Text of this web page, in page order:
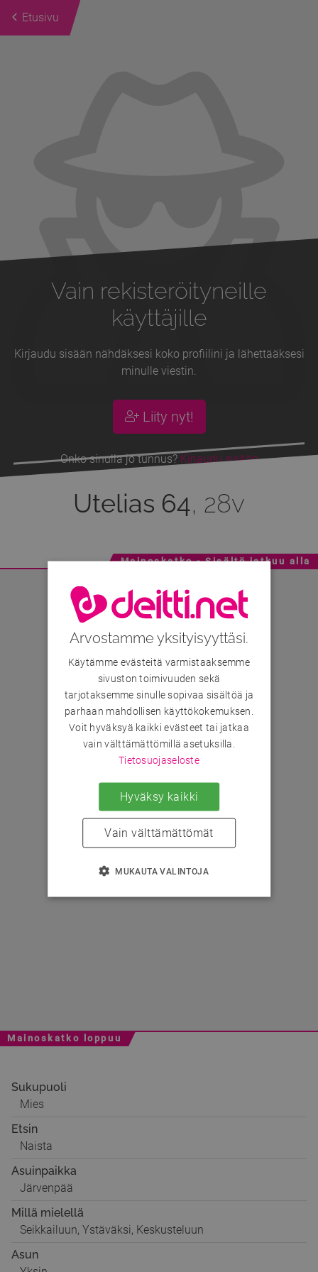
Etusivu
Vain rekisteröityneille
käyttäjille
Kirjaudu sisään nähdäksesi koko profiilini ja lähettääksesi
minulle viestin.
Liity nyt!
Onko sinulla jo tunnus? Kirjaudu sisään
Utelias 64, 28v
Mainoskatko - Sisältö jatkuu alla
Mainoskatko loppuu
Sukupuoli
Mies
Etsin
Naista
Asuinpaikka
Järvenpää
Millä mielellä
Seikkailuun, Ystäväksi, Keskusteluun
Asun
Arvostamme yksityisyyttäsi.
Käytämme evästeitä varmistaaksemme
sivuston toimivuuden sekä
tarjotaksemme sinulle sopivaa sisältöä ja
parhaan mahdollisen käyttökokemuksen.
Voit hyväksyä kaikki evästeet tai jatkaa
vain välttämättömillä asetuksilla.
Tietosuojaseloste
Hyväksy kaikki
Vain välttämättömät
MUKAUTA VALINTOJA